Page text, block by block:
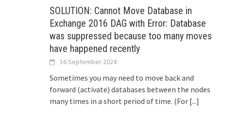
SOLUTION: Cannot Move Database in
Exchange 2016 DAG with Error: Database
was suppressed because too many moves
have happened recently
16 September 2024
Sometimes you may need to move back and
forward (activate) databases between the nodes
many times in a short period of time. (For [...]